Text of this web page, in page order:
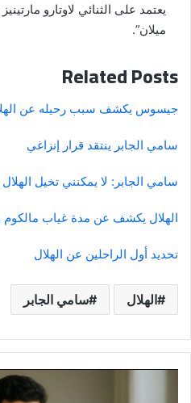
يعتمد على الثنائي لاوتارو
ميلان”.
Related Posts
جيسوس يكشف سبب رحيله عن
سامي الجابر ينتقد قرار إنزاغي
سامي الجابر: لا يمكنني تخيل الهلال
الهلال يكشف عن مدة غياب مالكوم
تحديد أول الراحلين عن الهلال
الهلال سامي الجابر